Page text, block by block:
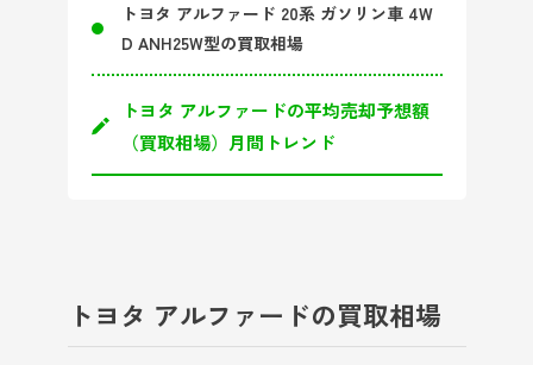
トヨタ アルファード 20系 ガソリン車 4W
D ANH25W型の買取相場
トヨタ アルファードの平均売却予想額
（買取相場）月間トレンド
トヨタ アルファードの買取相場